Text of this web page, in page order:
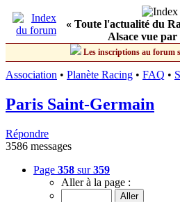
« Toute l'actualité du
Alsace vue par
Les inscriptions au forum
Association • Planète Racing • FAQ •
Paris Saint-Germain
Répondre
3586 messages
Page 358 sur359
Aller à la page :